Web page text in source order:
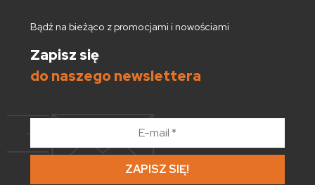
Bądź na bieżąco z promocjami i nowościami
Zapisz się
do naszego newslettera
*